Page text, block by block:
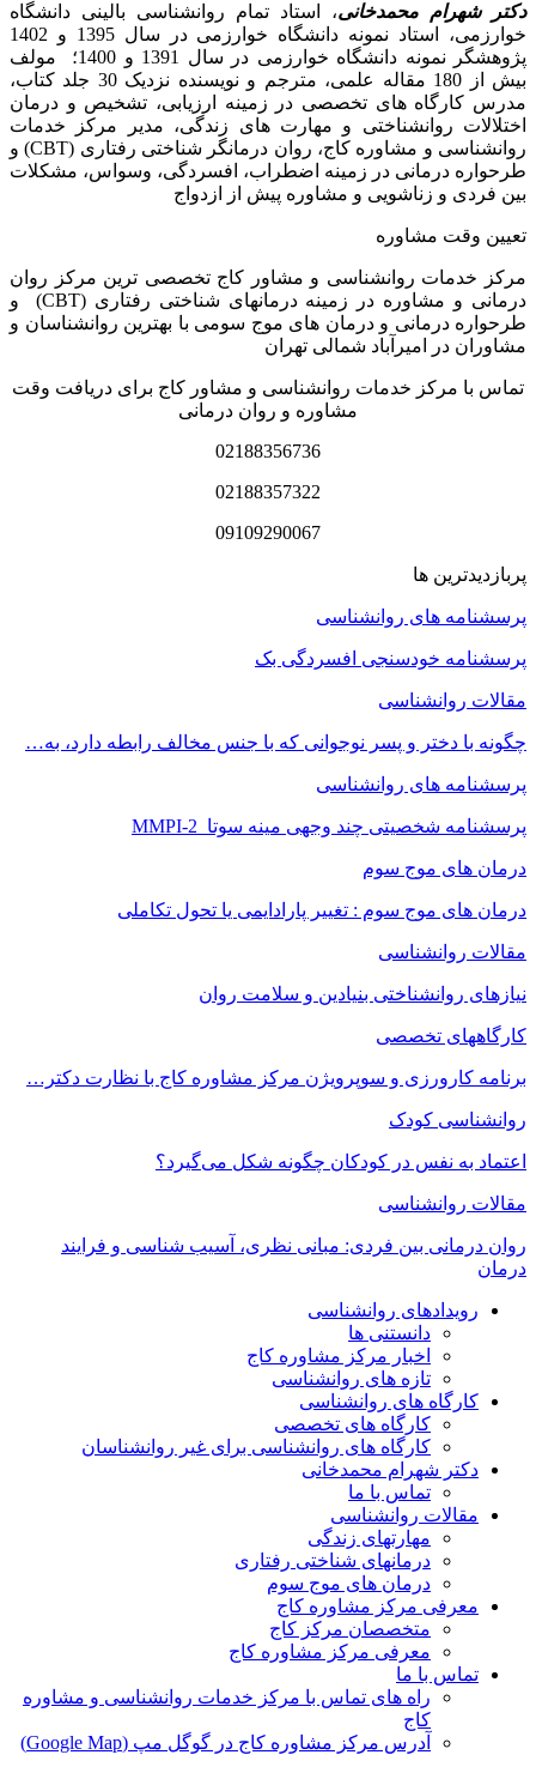
دکتر شهرام محمدخانی، استاد تمام روانشناسی بالینی دانشگاه
خوارزمی، استاد نمونه دانشگاه خوارزمی در سال 1395 و 1402
پژوهشگر نمونه دانشگاه خوارزمی در سال 1391 و 1400؛ مولف
بیش از 180 مقاله علمی، مترجم و نویسنده نزدیک 30 جلد کتاب،
مدرس کارگاه­ های تخصصی در زمینه ارزیابی، تشخیص و درمان
اختلالات روانشناختی و مهارت های زندگی، مدیر مرکز خدمات
روانشناسی و مشاوره کاج، روان­ درمانگر شناختی رفتاری (CBT) و
طرحواره درمانی در زمینه اضطراب، افسردگی، وسواس، مشکلات
بین فردی و زناشویی و مشاوره پیش از ازدواج
تعیین وقت مشاوره
مرکز خدمات روانشناسی و مشاور کاج تخصصی‏ ترین مرکز روان
درمانی و مشاوره در زمینه درمان‏های شناختی رفتاری (CBT) و
طرحواره درمانی و درمان های موج سومی با بهترین روانشناسان و
مشاوران در امیرآباد شمالی تهران
تماس با مرکز خدمات روانشناسی و مشاور کاج برای دریافت وقت
مشاوره و روان درمانی
02188356736
02188357322
09109290067
پربازدیدترین ها
پرسشنامه های روانشناسی
پرسشنامه خودسنجی افسردگی بک
مقالات روانشناسی
چگونه با دختر و پسر نوجوانی که با جنس مخالف رابطه دارد، به…
پرسشنامه های روانشناسی
پرسشنامه شخصیتی چند وجهی مینه سوتا MMPI-2
درمان های موج سوم
درمان های موج سوم : تغییر پارادایمی یا تحول تکاملی
مقالات روانشناسی
نیازهای روانشناختی بنیادین و سلامت روان
کارگاههای تخصصی
برنامه کارورزی و سوپرویژن مرکز مشاوره کاج با نظارت دکتر…
روانشناسی کودک
اعتماد به‌ نفس در کودکان چگونه شکل می‌گیرد؟
مقالات روانشناسی
روان درمانی بین فردی: مبانی نظری، آسیب شناسی و فرایند
درمان
رویدادهای روانشناسی
دانستنی ها
اخبار مرکز مشاوره کاج
تازه های روانشناسی
کارگاه های روانشناسی
کارگاه های تخصصی
کارگاه های روانشناسی برای غیر روانشناسان
دکتر شهرام محمدخانی
تماس با ما
مقالات روانشناسی
مهارتهای زندگی
درمانهای شناختی رفتاری
درمان های موج سوم
معرفی مرکز مشاوره کاج
متخصصان مرکز کاج
معرفی مرکز مشاوره کاج
تماس با ما
راه های تماس با مرکز خدمات روانشناسی و مشاوره
کاج
آدرس مرکز مشاوره کاج در گوگل مپ (Google Map)